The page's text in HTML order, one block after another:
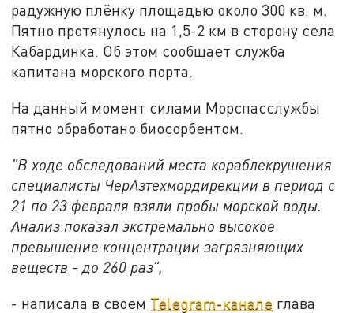
радужную плёнку площадью около 300 кв. м.
Пятно протянулось на 1,5-2 км в сторону села
Кабардинка. Об этом сообщает служба
капитана морского порта.
На данный момент силами Морспасслужбы
пятно обработано биосорбентом.
"В ходе обследований места кораблекрушения
специалисты ЧерАзтехмордирекции в период с
21 по 23 февраля взяли пробы морской воды.
Анализ показал экстремально высокое
превышение концентрации загрязняющих
веществ - до 260 раз",
- написала в своем Telegram-канале глава